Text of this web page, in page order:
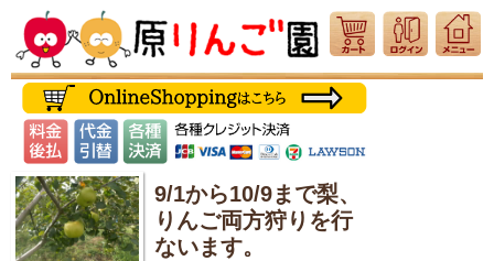
9/1から10/9まで梨、
りんご両方狩りを行
ないます。